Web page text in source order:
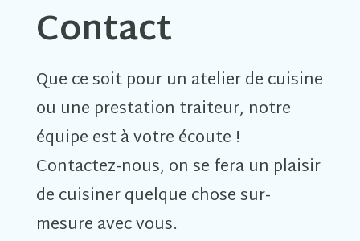
Contact
Que ce soit pour un atelier de cuisine
ou une prestation traiteur, notre
équipe est à votre écoute !
Contactez-nous, on se fera un plaisir
de cuisiner quelque chose sur-
mesure avec vous.